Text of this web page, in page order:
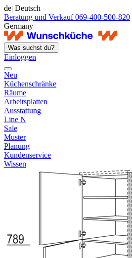
de| Deutsch
Beratung und Verkauf 069-400-500-820
Germany
Was suchst du?
Einloggen
Neu
Küchenschränke
Räume
Arbeitsplatten
Ausstattung
Line N
Sale
Muster
Planung
Kundenservice
Wissen